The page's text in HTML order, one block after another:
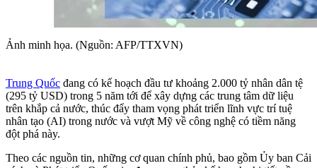
Ảnh minh họa. (Nguồn: AFP/TTXVN)
Trung Quốc đang có kế hoạch đầu tư khoảng 2.000 tỷ nhân dân tệ
(295 tỷ USD) trong 5 năm tới để xây dựng các trung tâm dữ liệu
trên khắp cả nước, thúc đẩy tham vọng phát triển lĩnh vực trí tuệ
nhân tạo (AI) trong nước và vượt Mỹ về công nghệ có tiềm năng
đột phá này.
Theo các nguồn tin, những cơ quan chính phủ, bao gồm Ủy ban Cải